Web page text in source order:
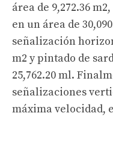
área de 9,272.36
en un área de
señalización
m2 y pintado de
25,762.20 ml.
señalizaciones
máxima velocidad,